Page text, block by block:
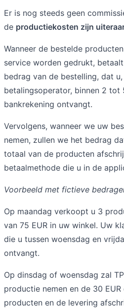
Er is nog steeds geen
de productiekosten zijn
Wanneer de bestelde
service worden gedrukt,
bedrag van de bestelling, dat
betalingsoperator, binnen 2 tot
bankrekening ontvangt.
Vervolgens, wanneer we uw
nemen, zullen we het bedrag
totaal van de producten
betaalmethode die u in de
Voorbeeld met fictieve
Op maandag verkoopt u 3
van 75 EUR in uw winkel. Uw
die u tussen woensdag en
ontvangt.
Op dinsdag of woensdag zal
productie nemen en de 30
producten en de levering